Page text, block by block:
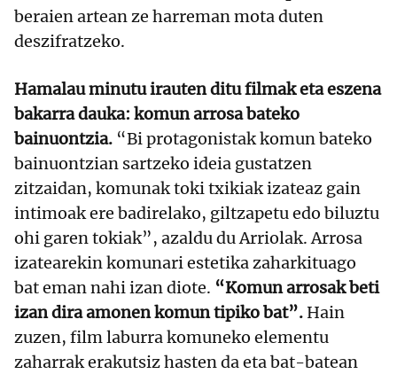
beraien artean ze harreman mota duten
deszifratzeko.
Hamalau minutu irauten ditu filmak eta eszena
bakarra dauka: komun arrosa bateko
bainuontzia. “Bi protagonistak komun bateko
bainuontzian sartzeko ideia gustatzen
zitzaidan, komunak toki txikiak izateaz gain
intimoak ere badirelako, giltzapetu edo biluztu
ohi garen tokiak”, azaldu du Arriolak. Arrosa
izatearekin komunari estetika zaharkituago
bat eman nahi izan diote. “Komun arrosak beti
izan dira amonen komun tipiko bat”. Hain
zuzen, film laburra komuneko elementu
zaharrak erakutsiz hasten da eta bat-batean